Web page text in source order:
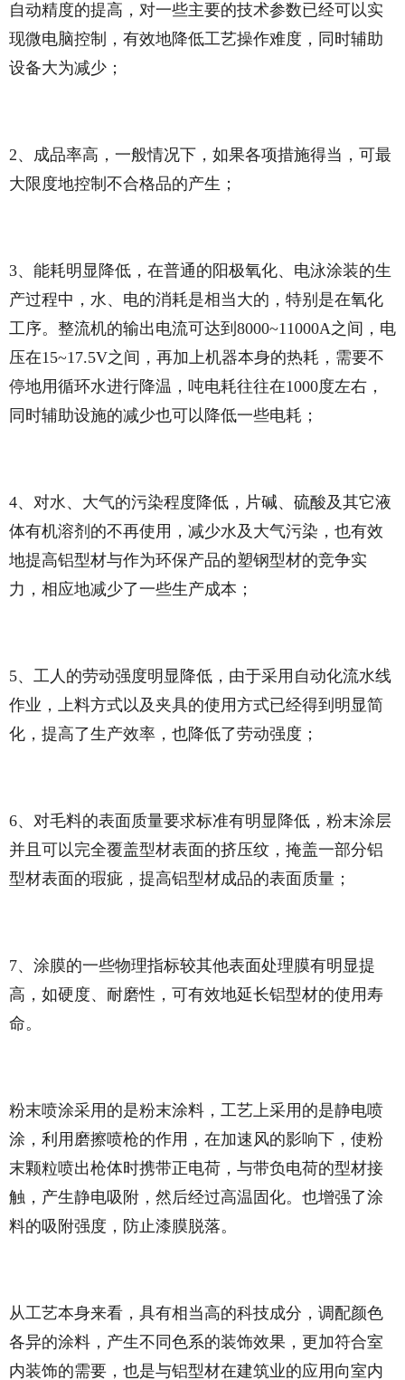
自动精度的提高，对一些主要的技术参数已经可以实
现微电脑控制，有效地降低工艺操作难度，同时辅助
设备大为减少；
2、成品率高，一般情况下，如果各项措施得当，可最
大限度地控制不合格品的产生；
3、能耗明显降低，在普通的阳极氧化、电泳涂装的生
产过程中，水、电的消耗是相当大的，特别是在氧化
工序。整流机的输出电流可达到8000~11000A之间，电
压在15~17.5V之间，再加上机器本身的热耗，需要不
停地用循环水进行降温，吨电耗往往在1000度左右，
同时辅助设施的减少也可以降低一些电耗；
4、对水、大气的污染程度降低，片碱、硫酸及其它液
体有机溶剂的不再使用，减少水及大气污染，也有效
地提高铝型材与作为环保产品的塑钢型材的竞争实
力，相应地减少了一些生产成本；
5、工人的劳动强度明显降低，由于采用自动化流水线
作业，上料方式以及夹具的使用方式已经得到明显简
化，提高了生产效率，也降低了劳动强度；
6、对毛料的表面质量要求标准有明显降低，粉末涂层
并且可以完全覆盖型材表面的挤压纹，掩盖一部分铝
型材表面的瑕疵，提高铝型材成品的表面质量；
7、涂膜的一些物理指标较其他表面处理膜有明显提
高，如硬度、耐磨性，可有效地延长铝型材的使用寿
命。
粉末喷涂采用的是粉末涂料，工艺上采用的是静电喷
涂，利用磨擦喷枪的作用，在加速风的影响下，使粉
末颗粒喷出枪体时携带正电荷，与带负电荷的型材接
触，产生静电吸附，然后经过高温固化。也增强了涂
料的吸附强度，防止漆膜脱落。
从工艺本身来看，具有相当高的科技成分，调配颜色
各异的涂料，产生不同色系的装饰效果，更加符合室
内装饰的需要，也是与铝型材在建筑业的应用向室内